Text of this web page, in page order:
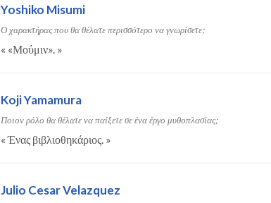
Yoshiko Misumi
Ο χαρακτήρας που θα θέλατε περισσότερο να γνωρίσετε;
« «Μούμιν». »
Koji Yamamura
Ποιον ρόλο θα θέλατε να παίξετε σε ένα έργο μυθοπλασίας;
«Ένας βιβλιοθηκάριος. »
Julio Cesar Velazquez